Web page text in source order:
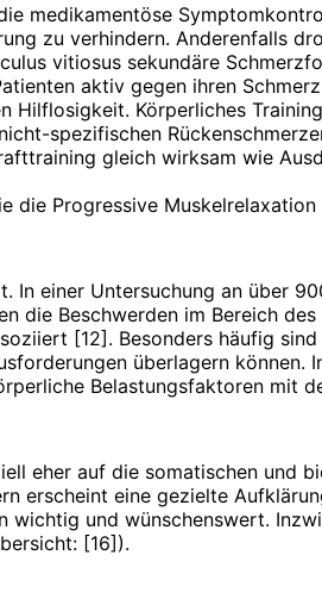
medikamentöse
zu verhindern. Anderenfalls
vitiosus sekundäre
aktiv gegen ihren
Körperliches
spezifischen
gleich wirksam wie
Progressive
In einer Untersuchung an über
Beschwerden im Bereich
[12]. Besonders häufig
überlagern können.
Belastungsfaktoren mit
eher auf die somatischen und
erscheint eine gezielte
und wünschenswert.
[16]).